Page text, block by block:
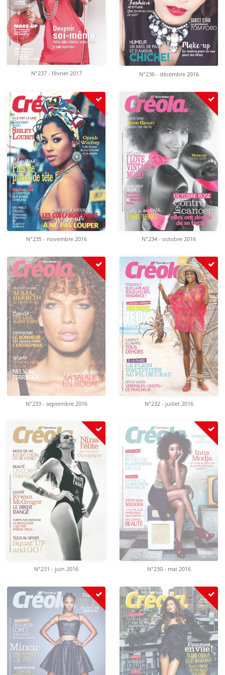
N°237 - février 2017 N°236 - décembre 2016
N°235 - novembre 2016 N°234 - octobre 2016
N°233 - septembre 2016 N°232 - juillet 2016
N°231 - juin 2016 N°230 - mai 2016